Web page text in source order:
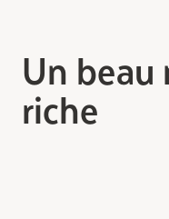
Un
riche